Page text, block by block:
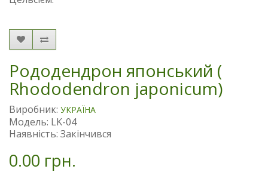
Рододендрон японський (
Rhododendron japonicum)
Виробник: УКРАЇНА
Модель: LK-04
Наявність: Закінчився
0.00 грн.